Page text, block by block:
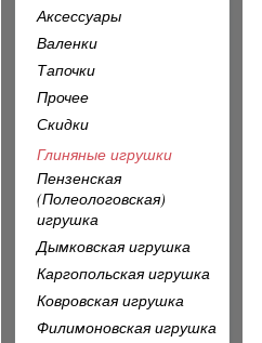
Аксессуары
Валенки
Тапочки
Прочее
Скидки
Глиняные игрушки
Пензенская
(Полеологовская)
игрушка
Дымковская игрушка
Каргопольская игрушка
Ковровская игрушка
Филимоновская игрушка